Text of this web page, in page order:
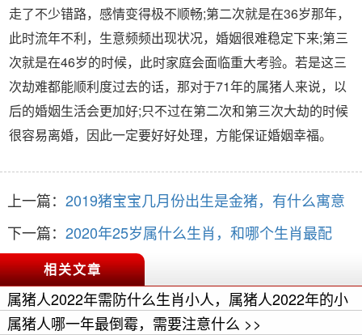
走了不少错路，感情变得极不顺畅;第二次就是在36岁那年，
此时流年不利，生意频频出现状况，婚姻很难稳定下来;第三
次就是在46岁的时候，此时家庭会面临重大考验。若是这三
次劫难都能顺利度过去的话，那对于71年的属猪人来说，以
后的婚姻生活会更加好;只不过在第二次和第三次大劫的时候
很容易离婚，因此一定要好好处理，方能保证婚姻幸福。
上一篇： 2019猪宝宝几月份出生是金猪，有什么寓意
下一篇： 2020年25岁属什么生肖，和哪个生肖最配
相关文章
属猪人2022年需防什么生肖小人，属猪人2022年的小
人属相 >>
属猪人哪一年最倒霉，需要注意什么 >>